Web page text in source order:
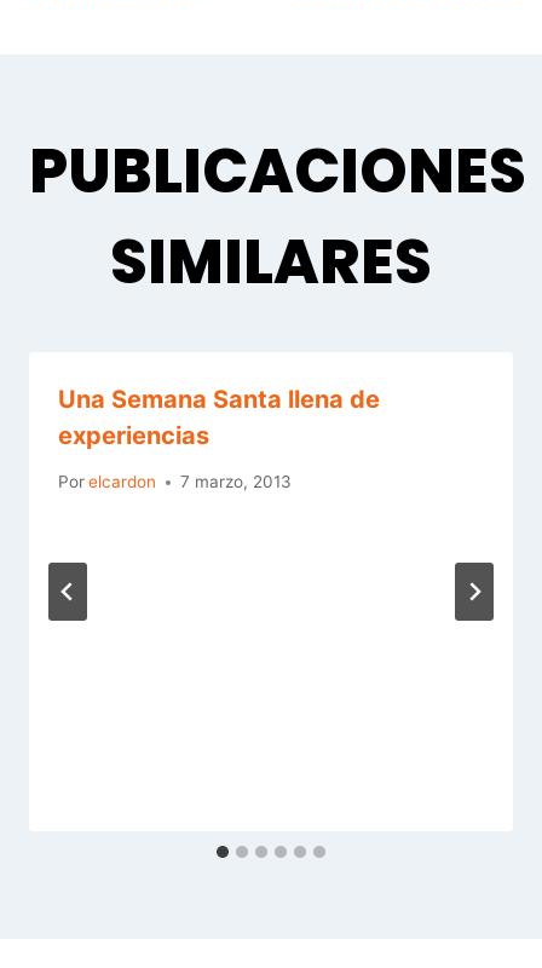
PUBLICACIONES
SIMILARES
Una Semana Santa llena de
experiencias
Porelcardon 7 marzo, 2013